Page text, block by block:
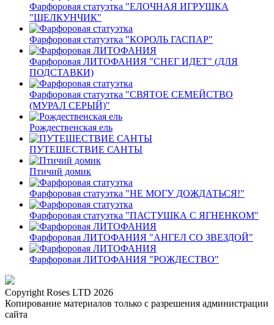
Фарфоровая статуэтка "ЕЛОЧНАЯ ИГРУШКА
"ЩЕЛКУНЧИК"
Фарфоровая статуэтка "КОРОЛЬ ГАСПАР"
Фарфоровая ЛИТОФАНИЯ "СНЕГ ИДЕТ" (ДЛЯ
ПОДСТАВКИ)
Фарфоровая статуэтка "СВЯТОЕ СЕМЕЙСТВО
(МУРАЛ СЕРЫЙ)"
Рождественская ель
ПУТЕШЕСТВИЕ САНТЫ
Птичий домик
Фарфоровая статуэтка "НЕ МОГУ ДОЖДАТЬСЯ!"
Фарфоровая статуэтка "ПАСТУШКА С ЯГНЕНКОМ"
Фарфоровая ЛИТОФАНИЯ "АНГЕЛ СО ЗВЕЗДОЙ"
Фарфоровая ЛИТОФАНИЯ "РОЖДЕСТВО"
Copyright Roses LTD 2026
Копирование материалов только с разрешения администрации
сайта